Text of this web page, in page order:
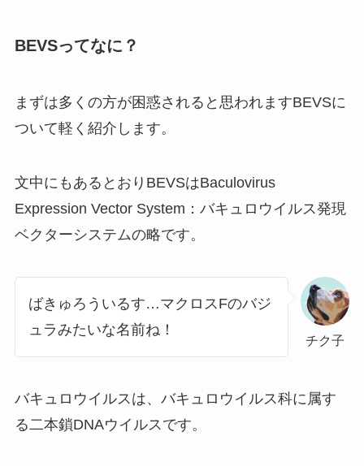
BEVSってなに？
まずは多くの方が困惑されると思われますBEVSに
ついて軽く紹介します。
文中にもあるとおりBEVSはBaculovirus
Expression Vector System：バキュロウイルス発現
ベクターシステムの略です。
チク子
ばきゅろういるす…マクロスFのバジ
ュラみたいな名前ね！
バキュロウイルスは、バキュロウイルス科に属す
る二本鎖DNAウイルスです。